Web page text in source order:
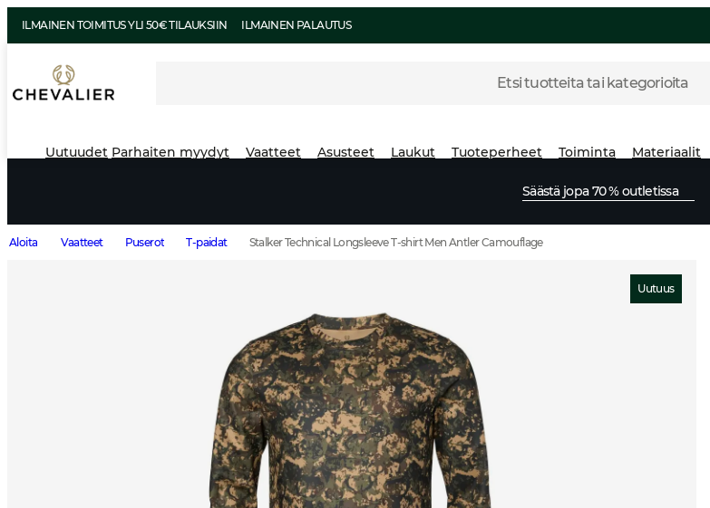
ILMAINEN TOIMITUS YLI 50€ TILAUKSIIN ILMAINEN PALAUTUS
Etsi tuotteita tai kategorioita
Uutuudet Parhaiten myydyt Vaatteet Asusteet Laukut Tuoteperheet Toiminta Materiaalit
Säästä jopa 70 % outletissa
Aloita Vaatteet Puserot T-paidat Stalker Technical Longsleeve T-shirt Men Antler Camouflage
Uutuus